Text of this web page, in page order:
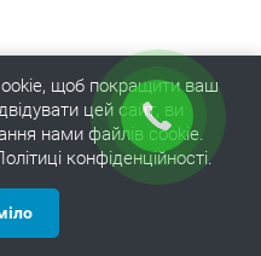
щоб покращити ваш
цей сайт, ви
нами файлів cookie.
конфіденційності.